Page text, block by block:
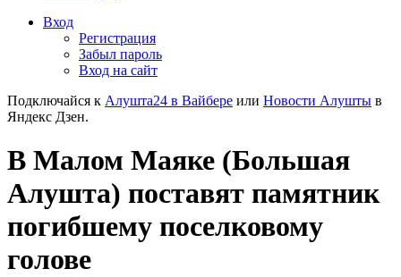
Вход
Регистрация
Забыл пароль
Вход на сайт
Подключайся к Алушта24 в Вайбере или Новости Алушты в
Яндекс Дзен.
В Малом Маяке (Большая
Алушта) поставят памятник
погибшему поселковому
голове